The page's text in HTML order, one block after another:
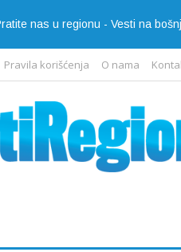
nas u regionu - Vesti na
Pravila korišćenja O nama